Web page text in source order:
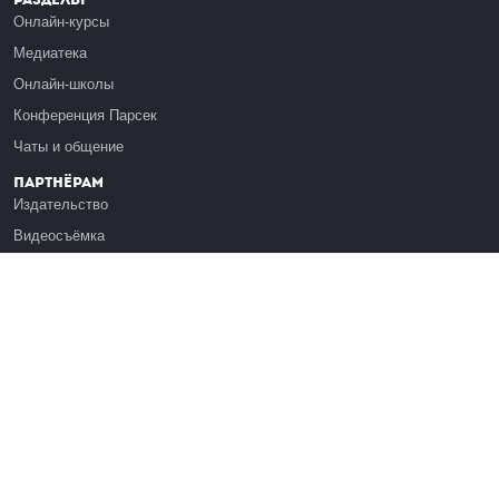
Онлайн-курсы
Медиатека
Онлайн-школы
Конференция Парсек
Чаты и общение
Партнёрам
Издательство
Видеосъёмка